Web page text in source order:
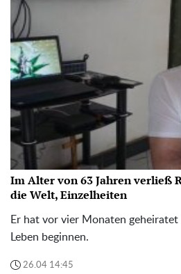
Im Alter von 63 Jahren verließ
die Welt, Einzelheiten
Er hat vor vier Monaten
Leben beginnen.
26.04 14:45